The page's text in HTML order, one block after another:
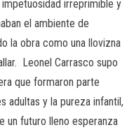
irreprimible y
el ambiente de
la obra como una llovizna
Leonel Carrasco supo
que formaron parte
adultas y la pureza infantil,
un futuro lleno esperanza